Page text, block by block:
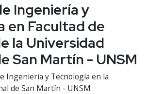
Ingeniería y
en Facultad de
la Universidad
San Martín - UNSM
Ingeniería y Tecnología en la
de San Martín - UNSM